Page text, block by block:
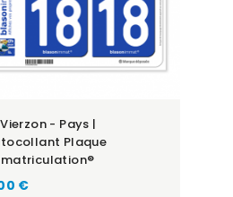
- Pays |
Plaque
€